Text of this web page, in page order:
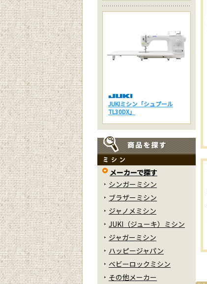
JUKIミシン「シュプール
TL30DX」
メーカーで探す
シンガーミシン
ブラザーミシン
ジャノメミシン
JUKI（ジューキ）ミシン
ジャガーミシン
ハッピージャパン
ベビーロックミシン
その他メーカー